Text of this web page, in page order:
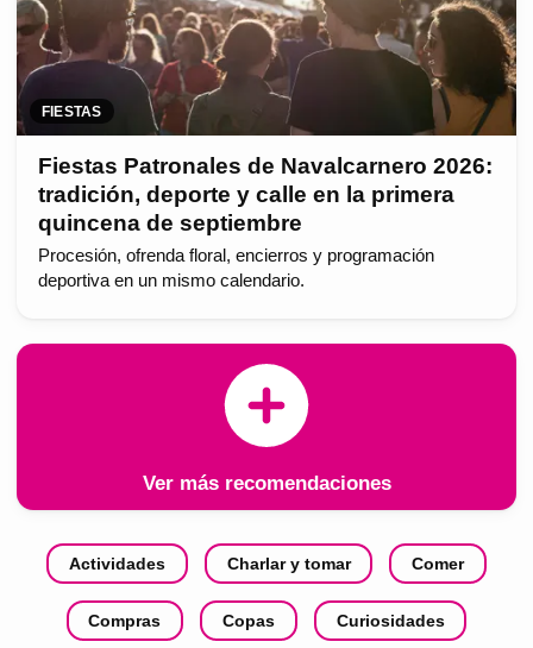
FIESTAS
Fiestas Patronales de Navalcarnero 2026:
tradición, deporte y calle en la primera
quincena de septiembre
Procesión, ofrenda floral, encierros y programación
deportiva en un mismo calendario.
Ver más recomendaciones
Actividades Charlar y tomar Comer
Compras Copas Curiosidades